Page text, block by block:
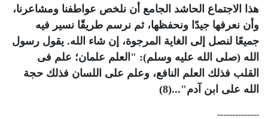
هذا الاجتماع الحاشد الجامع أن نلخص عواطفنا ومشاعرنا،
وأن نعرفها جيدًا ونحفظها، ثم نرسم طريقًا نسير فيه
جميعًا لنصل إلى الغاية المرجوة، إن شاء الله. يقول رسول
الله (صلى الله عليه وسلم): "العلم علمان؛ علم فى
القلب فذلك العلم النافع، وعلم على اللسان فذلك حجة
الله على ابن آدم"...(8)
--------------